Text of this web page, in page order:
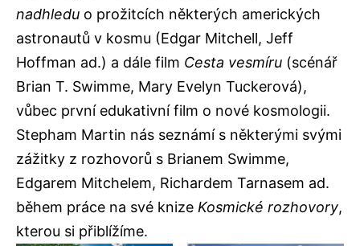
nadhledu o prožitcích některých amerických
astronautů v kosmu (Edgar Mitchell, Jeff
Hoffman ad.) a dále film Cesta vesmíru (scénář
Brian T. Swimme, Mary Evelyn Tuckerová),
vůbec první edukativní film o nové kosmologii.
Stepham Martin nás seznámí s některými svými
zážitky z rozhovorů s Brianem Swimme,
Edgarem Mitchelem, Richardem Tarnasem ad.
během práce na své knize Kosmické rozhovory,
kterou si přiblížíme.